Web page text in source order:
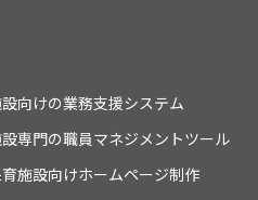
向けの業務支援システム
専門の職員マネジメントツール
施設向けホームページ制作